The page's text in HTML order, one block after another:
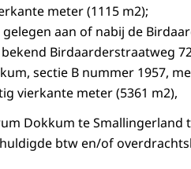
meter (1115 m2);
aan of nabij de
Birdaarderstraatweg
sectie B nummer 1957,
vierkante meter (5361 m2),
Dokkum te Smallingerland
btw en/of